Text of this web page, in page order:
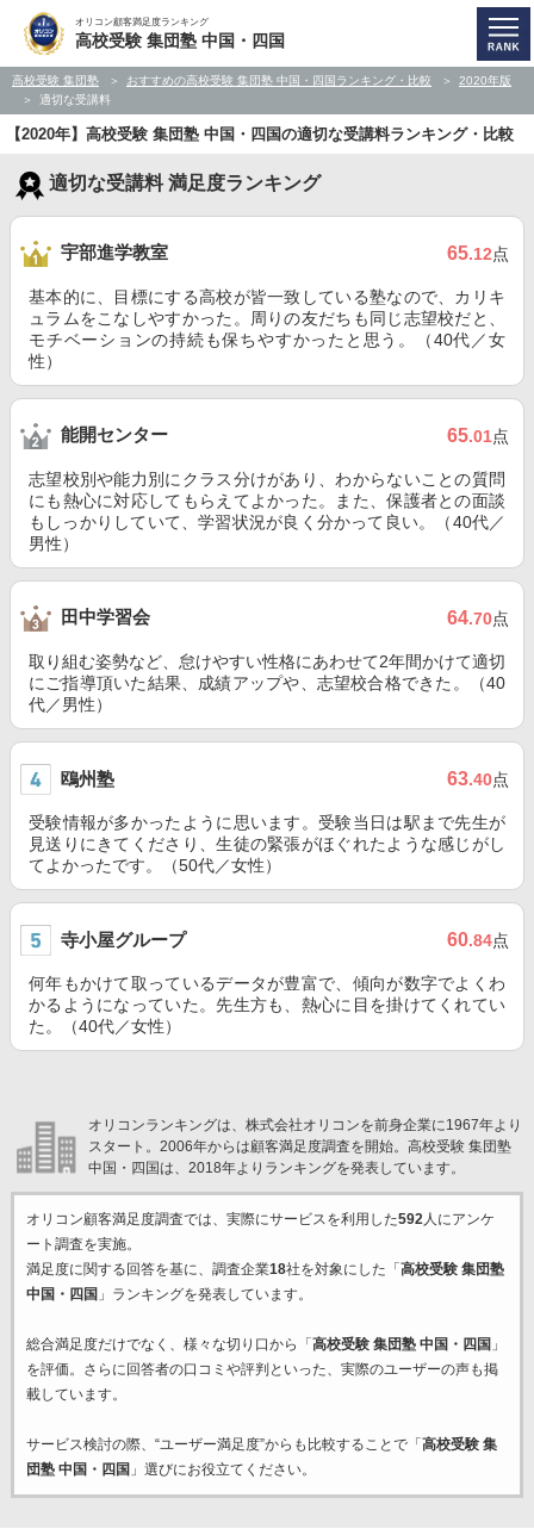
オリコン顧客満足度ランキング
高校受験 集団塾 中国・四国
高校受験 集団塾 おすすめの高校受験 集団塾 中国・四国ランキング・比較
2020年版
適切な受講料
【2020年】高校受験 集団塾 中国・四国の適切な受講料ランキング・比較
適切な受講料 満足度ランキング
宇部進学教室 65.12点
基本的に、目標にする高校が皆一致している塾なので、カリキ
ュラムをこなしやすかった。周りの友だちも同じ志望校だと、
モチベーションの持続も保ちやすかったと思う。（40代／女
性）
能開センター 65.01点
志望校別や能力別にクラス分けがあり、わからないことの質問
にも熱心に対応してもらえてよかった。また、保護者との面談
もしっかりしていて、学習状況が良く分かって良い。（40代／
男性）
田中学習会 64.70点
取り組む姿勢など、怠けやすい性格にあわせて2年間かけて適切
にご指導頂いた結果、成績アップや、志望校合格できた。（40
代／男性）
鴎州塾 63.40点
受験情報が多かったように思います。受験当日は駅まで先生が
見送りにきてくださり、生徒の緊張がほぐれたような感じがし
てよかったです。（50代／女性）
寺小屋グループ 60.84点
何年もかけて取っているデータが豊富で、傾向が数字でよくわ
かるようになっていた。先生方も、熱心に目を掛けてくれてい
た。（40代／女性）
オリコンランキングは、株式会社オリコンを前身企業に1967年より
スタート。2006年からは顧客満足度調査を開始。高校受験 集団塾
中国・四国は、2018年よりランキングを発表しています。
オリコン顧客満足度調査では、実際にサービスを利用した592人にアンケ
ート調査を実施。
満足度に関する回答を基に、調査企業18社を対象にした「 高校受験 集団塾
中国・四国 」ランキングを発表しています。
総合満足度だけでなく、様々な切り口から「 高校受験 集団塾 中国・四国 」
を評価。さらに回答者の口コミや評判といった、実際のユーザーの声も掲
載しています。
サービス検討の際、“ユーザー満足度”からも比較することで「 高校受験 集
団塾 中国・四国 」選びにお役立てください。